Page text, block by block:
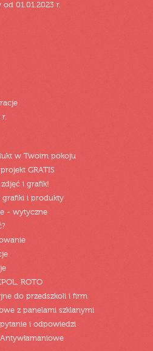
01.01.2023 r.
w Twoim pokoju
GRATIS
i grafik!
grafiki i produkty
- wytyczne
ROTO
do przedszkoli i firm
z panelami szklanymi
i odpowiedzi